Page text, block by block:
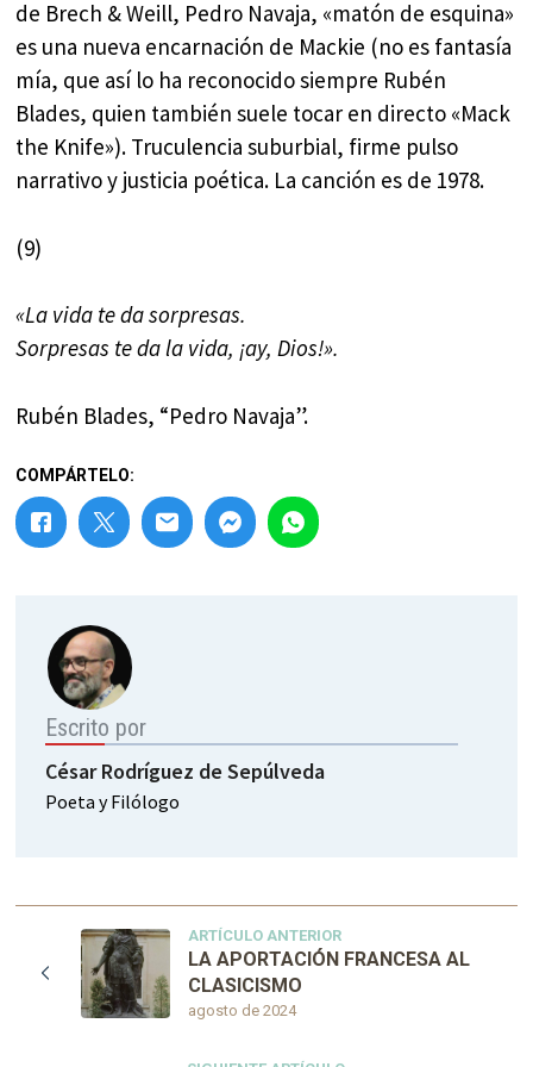
de Brech & Weill, Pedro Navaja, «matón de esquina»
es una nueva encarnación de Mackie (no es fantasía
mía, que así lo ha reconocido siempre Rubén
Blades, quien también suele tocar en directo «Mack
the Knife»). Truculencia suburbial, firme pulso
narrativo y justicia poética. La canción es de 1978.
(9)
«La vida te da sorpresas.
Sorpresas te da la vida, ¡ay, Dios!».
Rubén Blades, “Pedro Navaja”.
COMPÁRTELO:
Escrito por
César Rodríguez de Sepúlveda
Poeta y Filólogo
ARTÍCULO ANTERIOR
agosto de 2024
LA APORTACIÓN FRANCESA AL
CLASICISMO